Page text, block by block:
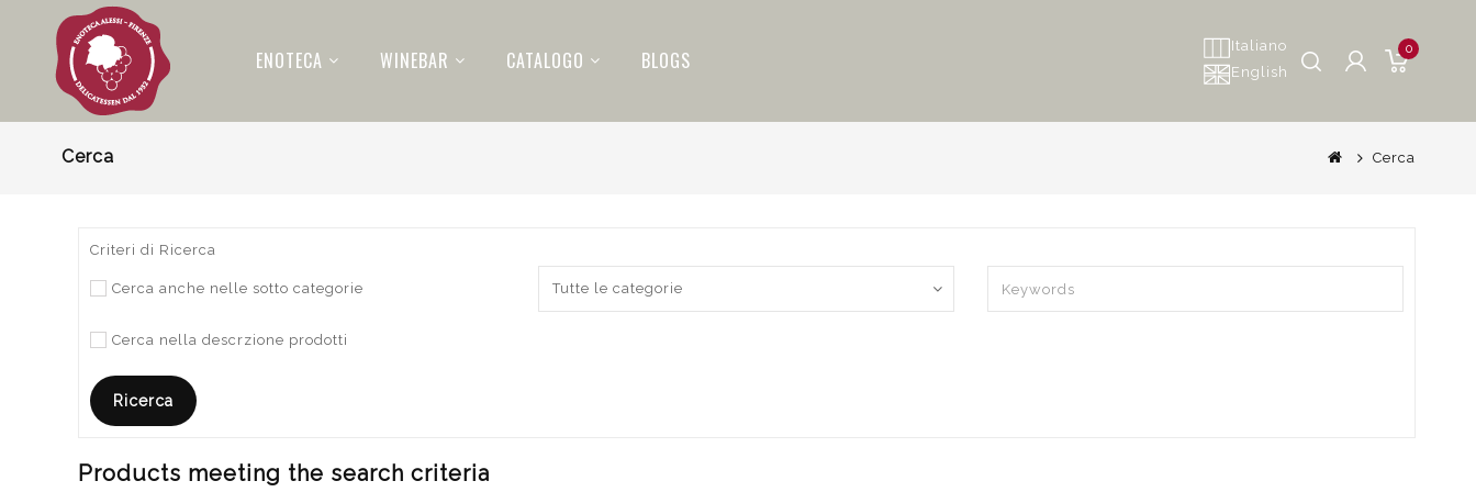
ENOTECA WINEBAR CATALOGO BLOGS
Italiano
English
0
Cerca Cerca
Criteri di Ricerca
Cerca anche nelle sotto categorie
Cerca nella descrzione prodotti
Products meeting the search criteria